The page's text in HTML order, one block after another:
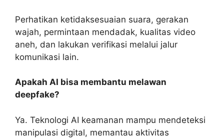
Perhatikan ketidaksesuaian suara, gerakan
wajah, permintaan mendadak, kualitas video
aneh, dan lakukan verifikasi melalui jalur
komunikasi lain.
Apakah AI bisa membantu melawan
deepfake?
Ya. Teknologi AI keamanan mampu mendeteksi
manipulasi digital, memantau aktivitas